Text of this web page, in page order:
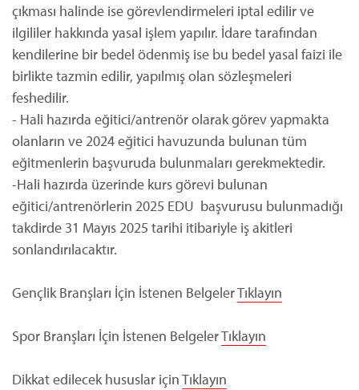
çıkması halinde ise görevlendirmeleri iptal edilir ve
ilgililer hakkında yasal işlem yapılır. İdare tarafından
kendilerine bir bedel ödenmiş ise bu bedel yasal faizi ile
birlikte tazmin edilir, yapılmış olan sözleşmeleri
feshedilir.
- Hali hazırda eğitici/antrenör olarak görev yapmakta
olanların ve 2024 eğitici havuzunda bulunan tüm
eğitmenlerin başvuruda bulunmaları gerekmektedir.
-Hali hazırda üzerinde kurs görevi bulunan
eğitici/antrenörlerin 2025 EDU başvurusu bulunmadığı
takdirde 31 Mayıs 2025 tarihi itibariyle iş akitleri
sonlandırılacaktır.
Gençlik Branşları İçin İstenen BelgelerTıklayın
Spor Branşları İçin İstenen BelgelerTıklayın
Dikkat edilecek hususlar içinTıklayın